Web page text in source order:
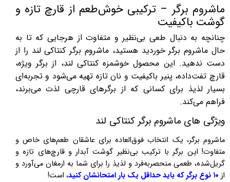
ماشروم برگر – ترکیبی خوش‌طعم از قارچ تازه و
گوشت باکیفیت
چنانچه به دنبال طعی بی‌نظیر و متفاوت از هرجایی که تا به
حال ماشروم برگر خوردید هستید، ماشروم برگر کنتاکی لند را از
دست ندهید. این محصول خوشمزه کنتاکی لند، از برگر ویژه،
قارچ تفت‌داده، پنیر باکیفیت و نان تازه تهیه می‌شود و تجربه‌ای
بسیار لذیذ برای کسانی که از برگرهای قارچی لذت می‌برند،
فراهم می‌کند.
ویژگی‌ های ماشروم برگر کنتاکی لند
ماشروم برگر، یک انتخاب فوق‌العاده برای عاشقان طعم‌های خاص و
متفاوت! این برگر با ترکیب بی‌نظیر گوشت آبدار و قارچ‌های تازه و
گریل‌شده، طعمی منحصربه‌فرد و لذیذ را برای شما به ارمغان می‌آورد و
از ۱۰ نوع برگر که باید حداقل یک ‌بار امتحانشان کنید
، است!